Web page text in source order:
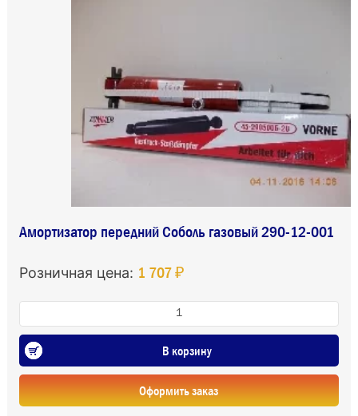
Амортизатор передний Соболь газовый 290-12-001
Розничная цена: 1 707 ₽
В корзину
Оформить заказ